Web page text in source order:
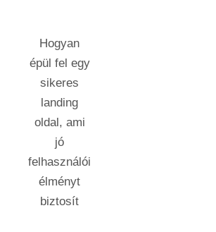
Hogyan
épül fel egy
sikeres
landing
oldal, ami
jó
felhasználói
élményt
biztosít